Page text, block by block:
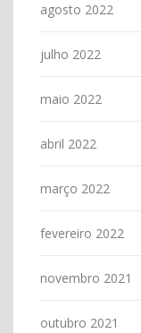
agosto 2022
julho 2022
maio 2022
abril 2022
março 2022
fevereiro 2022
novembro 2021
outubro 2021